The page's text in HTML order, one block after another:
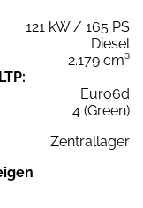
121 kW / 165 PS
Diesel
2.179 cm³
Euro6d
4 (Green)
Zentrallager